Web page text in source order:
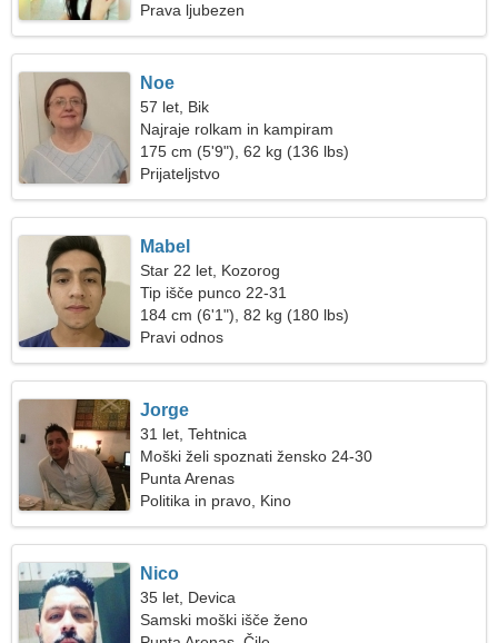
Prava ljubezen
Noe
57 let, Bik
Najraje rolkam in kampiram
175 cm (5'9"), 62 kg (136 lbs)
Prijateljstvo
Mabel
Star 22 let, Kozorog
Tip išče punco 22-31
184 cm (6'1"), 82 kg (180 lbs)
Pravi odnos
Jorge
31 let, Tehtnica
Moški želi spoznati žensko 24-30
Punta Arenas
Politika in pravo, Kino
Nico
35 let, Devica
Samski moški išče ženo